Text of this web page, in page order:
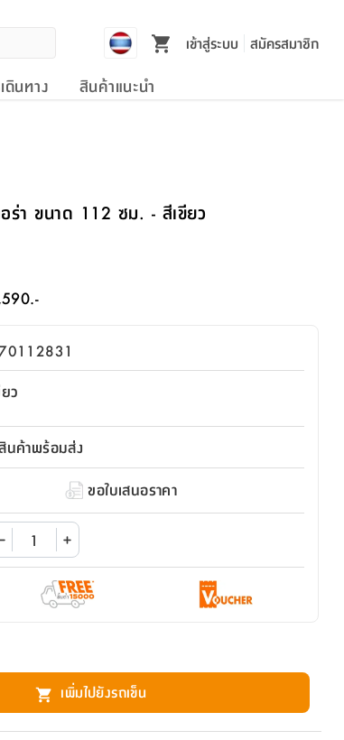
เข้าสู่ระบบ สมัครสมาชิก
นทาง สินค้าแนะนำ
ร่า ขนาด 112 ซม. - สีเขียว
ว
นค้าพร้อมส่ง
ขอใบเสนอราคา
เพิ่มไปยังรถเข็น